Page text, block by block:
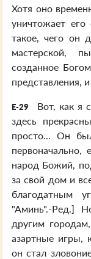
Хотя оно
уничтожает
такое, чего он
мастерской,
созданное
представления,
E-29
Вот, как я
здесь
просто... Он
народ Божий,
за свой дом и
благодатным
"Аминь".-Ред.]
другим
азартные игры,
он стал